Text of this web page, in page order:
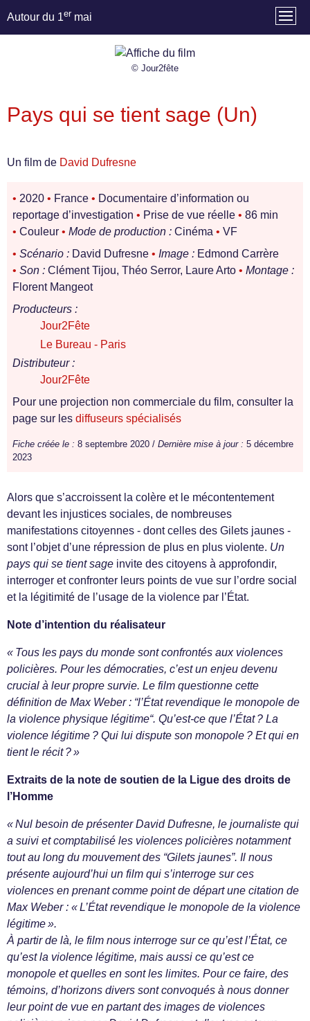
Autour du 1er mai
© Jour2fête
Pays qui se tient sage (Un)
Un film de David Dufresne
• 2020 • France • Documentaire d’information ou
reportage d’investigation • Prise de vue réelle • 86 min
• Couleur • Mode de production : Cinéma • VF
• Scénario : David Dufresne • Image : Edmond Carrère
• Son : Clément Tijou, Théo Serror, Laure Arto • Montage :
Florent Mangeot
Producteurs :
Jour2Fête
Le Bureau - Paris
Distributeur :
Jour2Fête
Pour une projection non commerciale du film, consulter la
page sur les diffuseurs spécialisés
Fiche créée le : 8 septembre 2020 / Dernière mise à jour : 5 décembre
2023
Alors que s’accroissent la colère et le mécontentement
devant les injustices sociales, de nombreuses
manifestations citoyennes - dont celles des Gilets jaunes -
sont l’objet d’une répression de plus en plus violente. Un
pays qui se tient sage invite des citoyens à approfondir,
interroger et confronter leurs points de vue sur l’ordre social
et la légitimité de l’usage de la violence par l’État.
Note d’intention du réalisateur
« Tous les pays du monde sont confrontés aux violences
policières. Pour les démocraties, c’est un enjeu devenu
crucial à leur propre survie. Le film questionne cette
définition de Max Weber : “l’État revendique le monopole de
la violence physique légitime“. Qu’est-ce que l’État ? La
violence légitime ? Qui lui dispute son monopole ? Et qui en
tient le récit ? »
Extraits de la note de soutien de la Ligue des droits de
l’Homme
« Nul besoin de présenter David Dufresne, le journaliste qui
a suivi et comptabilisé les violences policières notamment
tout au long du mouvement des “Gilets jaunes”. Il nous
présente aujourd’hui un film qui s’interroge sur ces
violences en prenant comme point de départ une citation de
Max Weber : « L’État revendique le monopole de la violence
légitime ».
À partir de là, le film nous interroge sur ce qu’est l’État, ce
qu’est la violence légitime, mais aussi ce qu’est ce
monopole et quelles en sont les limites. Pour ce faire, des
témoins, d’horizons divers sont convoqués à nous donner
leur point de vue en partant des images de violences